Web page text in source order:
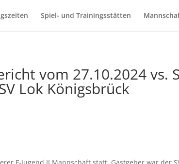
Spiel- und Trainingsstätten
vom 27.10.2024 vs.
Lok Königsbrück
F-Jugend II Mannschaft statt. Gastgeber war der